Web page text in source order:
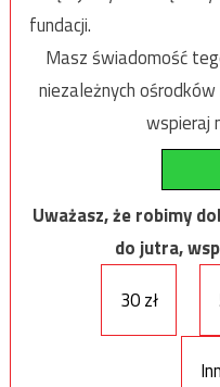
fundacji.
Masz świadomość
niezależnych
wspieraj
Uważasz, że robimy
do jutra,
30 zł